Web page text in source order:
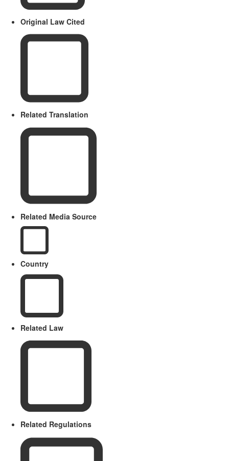
Original Law Cited
Related Translation
Related Media Source
Country
Related Law
Related Regulations